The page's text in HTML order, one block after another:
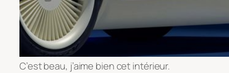
C’est beau, j’aime bien cet intérieur.